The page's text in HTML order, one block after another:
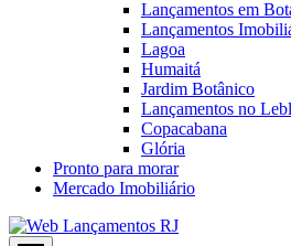
Lançamentos em
Lançamentos
Lagoa
Humaitá
Jardim Botânico
Lançamentos no
Copacabana
Glória
Pronto para morar
Mercado Imobiliário